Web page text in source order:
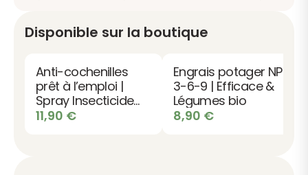
Disponible sur la boutique
Anti-cochenilles
prêt à l’emploi |
Spray Insecticide
choc
11,90 €
Engrais potager NPK
3-6-9 | Efficace &
Légumes bio
8,90 €